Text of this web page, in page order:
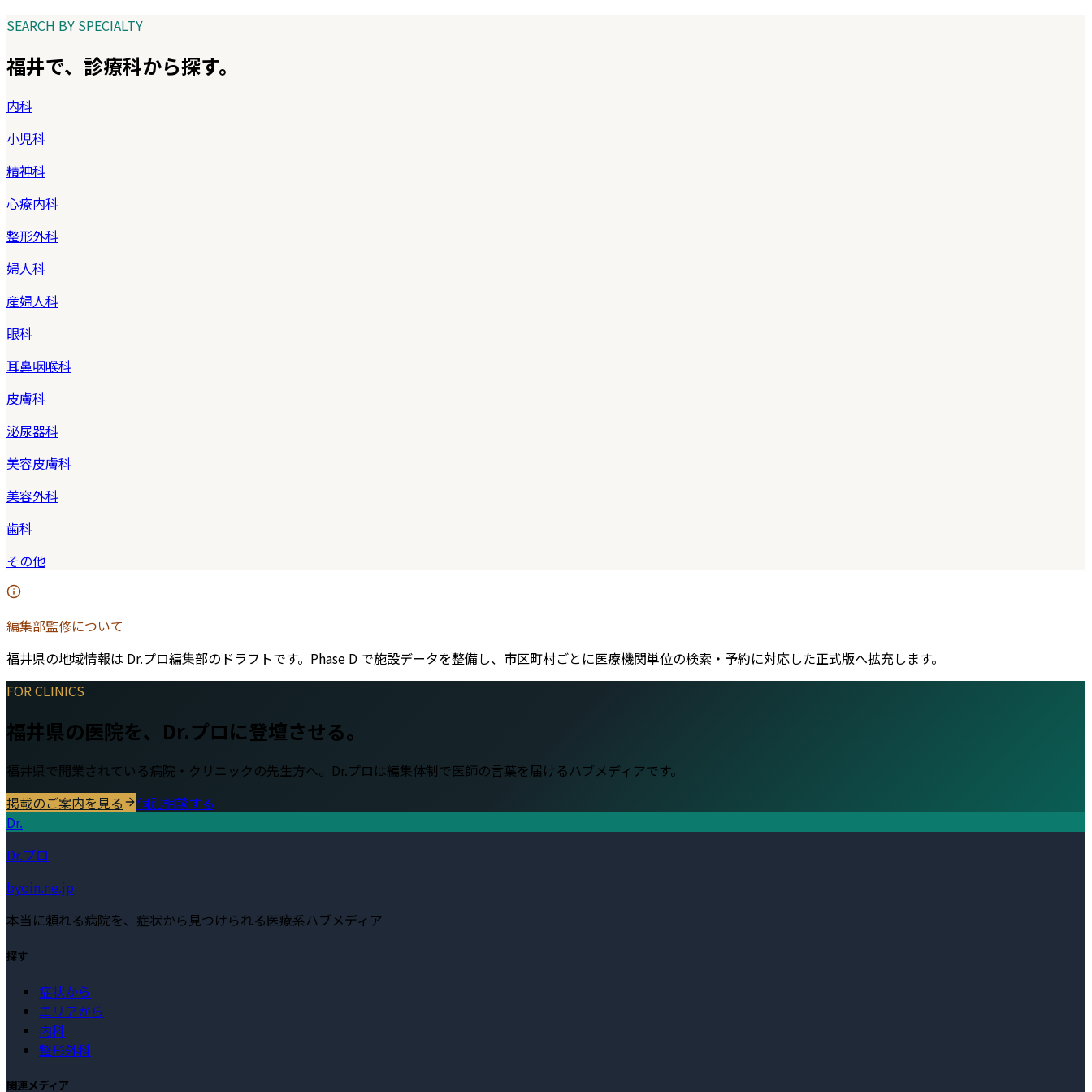
SEARCH BY SPECIALTY
福井で、診療科から探す。
内科
小児科
精神科
心療内科
整形外科
婦人科
産婦人科
眼科
耳鼻咽喉科
皮膚科
泌尿器科
美容皮膚科
美容外科
歯科
その他
編集部監修について
福井県の地域情報は Dr.プロ編集部のドラフトです。Phase D で施設データを整備し、市区町村ごとに医療機関単位の検索・予約に対応した正式版へ拡充します。
FOR CLINICS
福井県の医院を、Dr.プロに登壇させる。
福井県で開業されている病院・クリニックの先生方へ。Dr.プロは編集体制で医師の言葉を届けるハブメディアです。
掲載のご案内を見る
個別相談する
Dr.
Dr.プロ
byoin.ne.jp
本当に頼れる病院を、症状から見つけられる医療系ハブメディア
探す
症状から
エリアから
内科
整形外科
関連メディア